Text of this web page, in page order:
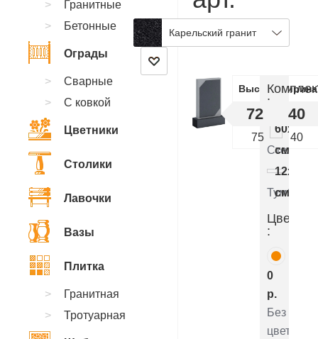
CC.58
Карельский гранит
ВысотаШирина
72 40
75 40
:
Стелла
см.
Тумба
см.
Цветник
:
0
р.
Без
цветника
Гранитные
Бетонные
Ограды
Сварные
С ковкой
Цветники
Столики
Лавочки
Вазы
Плитка
Гранитная
Тротуарная